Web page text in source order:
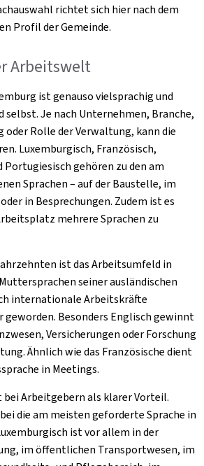
richtet sich hier nach dem
Profil der Gemeinde.
Arbeitswelt
ist genauso vielsprachig und
selbst. Je nach Unternehmen, Branche,
Rolle der Verwaltung, kann die
Luxemburgisch, Französisch,
Portugiesisch gehören zu den am
Sprachen – auf der Baustelle, im
in Besprechungen. Zudem ist es
mehrere Sprachen zu
ist das Arbeitsumfeld in
seiner ausländischen
internationale Arbeitskräfte
Besonders Englisch gewinnt
Versicherungen oder Forschung
Ähnlich wie das Französische dient
in Meetings.
Arbeitgebern als klarer Vorteil.
die am meisten geforderte Sprache in
ist vor allem in der
im öffentlichen Transportwesen, im